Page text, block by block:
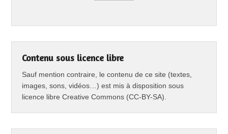
Contenu sous licence libre
Sauf mention contraire, le contenu de ce site (textes,
images, sons, vidéos…) est mis à disposition sous
licence libre Creative Commons (CC-BY-SA).